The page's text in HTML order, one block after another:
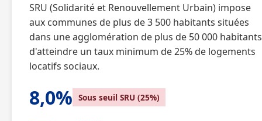
SRU (Solidarité et Renouvellement Urbain) impose
aux communes de plus de 3 500 habitants situées
dans une agglomération de plus de 50 000 habitants
d'atteindre un taux minimum de 25% de logements
locatifs sociaux.
8,0% Sous seuil SRU (25%)